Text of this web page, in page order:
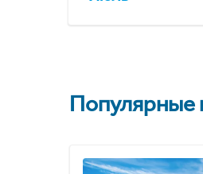
Популярные